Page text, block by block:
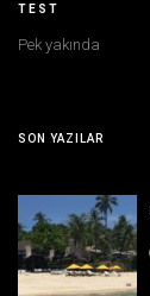
TEST
Pek yakında
SON YAZILAR